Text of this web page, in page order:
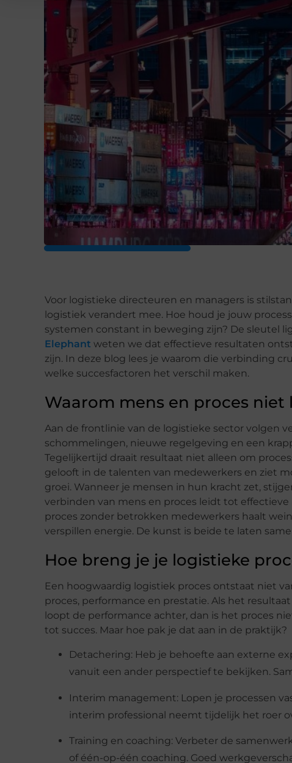
Voor logistieke directeuren en managers is
logistiek verandert mee. Hoe houd je jouw
systemen constant in beweging zijn? De sleutel
Elephant weten we dat effectieve resultaten
zijn. In deze blog lees je waarom die verbinding
welke succesfactoren het verschil maken.
Waarom mens en proces niet
Aan de frontlinie van de logistieke sector volgen
schommelingen, nieuwe regelgeving en een
Tegelijkertijd draait resultaat niet alleen om
gelooft in de talenten van medewerkers en ziet
groei. Wanneer je mensen in hun kracht zet,
verbinden van mens en proces leidt tot
proces zonder betrokken medewerkers haalt
verspillen energie. De kunst is beide te laten
Hoe breng je je logistieke
Een hoogwaardig logistiek proces ontstaat niet
proces, performance en prestatie. Als het
loopt de performance achter, dan is het proces
tot succes. Maar hoe pak je dat aan in de praktijk?
Detachering: Heb je behoefte aan externe
vanuit een ander perspectief te bekijken.
Interim management: Lopen je processen
interim professional neemt tijdelijk het roer
Training en coaching: Verbeter de
of één-op-één coaching. Goed